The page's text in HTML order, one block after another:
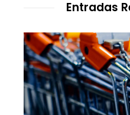
Entradas